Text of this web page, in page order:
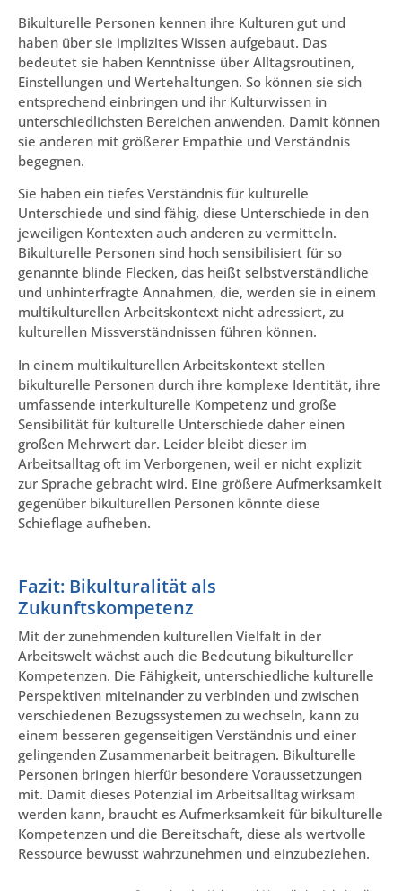
Bikulturelle Personen kennen ihre Kulturen gut und
haben über sie implizites Wissen aufgebaut. Das
bedeutet sie haben Kenntnisse über Alltagsroutinen,
Einstellungen und Wertehaltungen. So können sie sich
entsprechend einbringen und ihr Kulturwissen in
unterschiedlichsten Bereichen anwenden. Damit können
sie anderen mit größerer Empathie und Verständnis
begegnen.
Sie haben ein tiefes Verständnis für kulturelle
Unterschiede und sind fähig, diese Unterschiede in den
jeweiligen Kontexten auch anderen zu vermitteln.
Bikulturelle Personen sind hoch sensibilisiert für so
genannte blinde Flecken, das heißt selbstverständliche
und unhinterfragte Annahmen, die, werden sie in einem
multikulturellen Arbeitskontext nicht adressiert, zu
kulturellen Missverständnissen führen können.
In einem multikulturellen Arbeitskontext stellen
bikulturelle Personen durch ihre komplexe Identität, ihre
umfassende interkulturelle Kompetenz und große
Sensibilität für kulturelle Unterschiede daher einen
großen Mehrwert dar. Leider bleibt dieser im
Arbeitsalltag oft im Verborgenen, weil er nicht explizit
zur Sprache gebracht wird. Eine größere Aufmerksamkeit
gegenüber bikulturellen Personen könnte diese
Schieflage aufheben.
Fazit: Bikulturalität als
Zukunftskompetenz
Mit der zunehmenden kulturellen Vielfalt in der
Arbeitswelt wächst auch die Bedeutung bikultureller
Kompetenzen. Die Fähigkeit, unterschiedliche kulturelle
Perspektiven miteinander zu verbinden und zwischen
verschiedenen Bezugssystemen zu wechseln, kann zu
einem besseren gegenseitigen Verständnis und einer
gelingenden Zusammenarbeit beitragen. Bikulturelle
Personen bringen hierfür besondere Voraussetzungen
mit. Damit dieses Potenzial im Arbeitsalltag wirksam
werden kann, braucht es Aufmerksamkeit für bikulturelle
Kompetenzen und die Bereitschaft, diese als wertvolle
Ressource bewusst wahrzunehmen und einzubeziehen.